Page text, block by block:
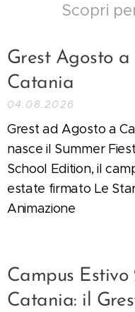
Scopri
Grest Agosto a
Catania
04.08.2026
Grest ad Agosto a
nasce il Summer
School Edition, il
estate firmato Le
Animazione
Campus Estivo
Catania: il